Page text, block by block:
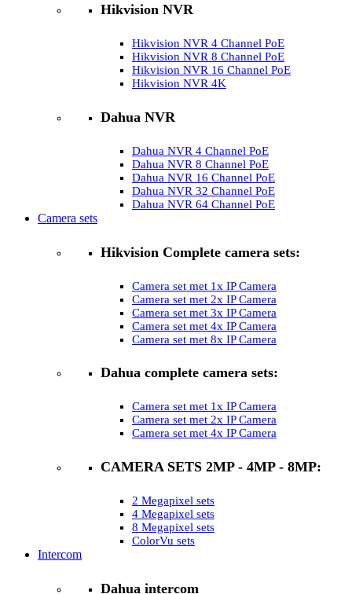
Hikvision NVR
Hikvision NVR 4 Channel PoE
Hikvision NVR 8 Channel PoE
Hikvision NVR 16 Channel PoE
Hikvision NVR 4K
Dahua NVR
Dahua NVR 4 Channel PoE
Dahua NVR 8 Channel PoE
Dahua NVR 16 Channel PoE
Dahua NVR 32 Channel PoE
Dahua NVR 64 Channel PoE
Camera sets
Hikvision Complete camera sets:
Camera set met 1x IP Camera
Camera set met 2x IP Camera
Camera set met 3x IP Camera
Camera set met 4x IP Camera
Camera set met 8x IP Camera
Dahua complete camera sets:
Camera set met 1x IP Camera
Camera set met 2x IP Camera
Camera set met 4x IP Camera
CAMERA SETS 2MP - 4MP - 8MP:
2 Megapixel sets
4 Megapixel sets
8 Megapixel sets
ColorVu sets
Intercom
Dahua intercom